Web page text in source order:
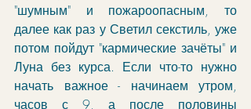
"шумным" и пожароопасным, то
далее как раз у Светил секстиль, уже
потом пойдут "кармические зачёты" и
Луна без курса. Если что-то нужно
начать важное - начинаем утром,
часов с 9, а после половины